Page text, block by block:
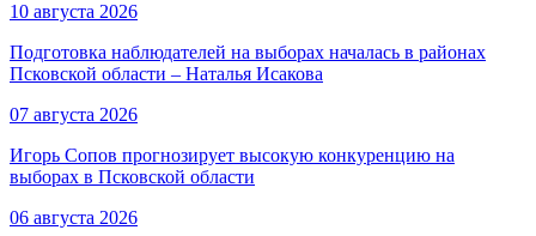
10 августа 2026
Подготовка наблюдателей на выборах началась в районах
Псковской области – Наталья Исакова
07 августа 2026
Игорь Сопов прогнозирует высокую конкуренцию на
выборах в Псковской области
06 августа 2026